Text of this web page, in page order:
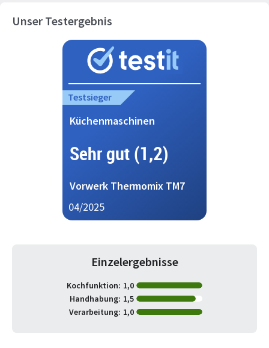
Unser Testergebnis
Testsieger
Küchenmaschinen
Sehr gut (1,2)
Vorwerk Thermomix TM7
04/2025
Einzelergebnisse
Kochfunktion: 1,0
Handhabung: 1,5
Verarbeitung: 1,0